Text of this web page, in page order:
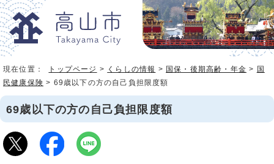
現在位置： トップページ > くらしの情報 > 国保・後期高齢・年金 > 国
民健康保険 > 69歳以下の方の自己負担限度額
69歳以下の方の自己負担限度額